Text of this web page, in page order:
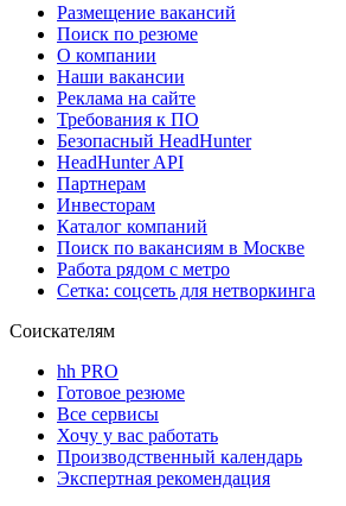
Размещение вакансий
Поиск по резюме
О компании
Наши вакансии
Реклама на сайте
Требования к ПО
Безопасный HeadHunter
HeadHunter API
Партнерам
Инвесторам
Каталог компаний
Поиск по вакансиям в Москве
Работа рядом с метро
Сетка: соцсеть для нетворкинга
Соискателям
hh PRO
Готовое резюме
Все сервисы
Хочу у вас работать
Производственный календарь
Экспертная рекомендация